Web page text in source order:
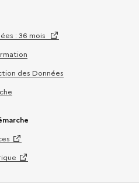
: 36 mois
des Données